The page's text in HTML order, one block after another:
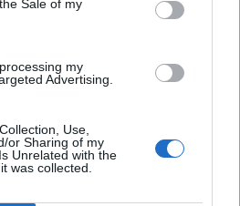
Sale of my
my
Advertising.
Use,
or Sharing of my
Unrelated with the
was collected.